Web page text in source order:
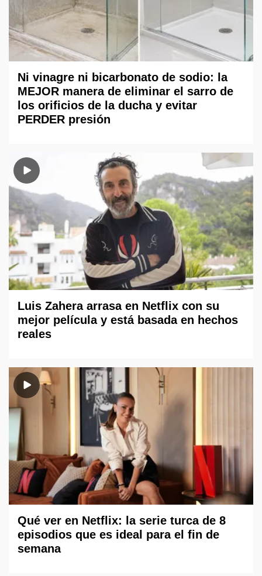
Ni vinagre ni bicarbonato de sodio: la
MEJOR manera de eliminar el sarro de
los orificios de la ducha y evitar
PERDER presión
Luis Zahera arrasa en Netflix con su
mejor película y está basada en hechos
reales
Qué ver en Netflix: la serie turca de 8
episodios que es ideal para el fin de
semana